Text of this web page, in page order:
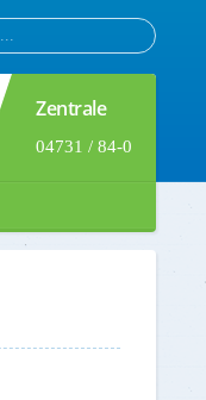
Zentrale
04731 / 84-0